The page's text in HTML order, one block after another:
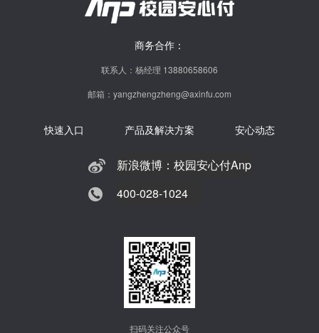
商务合作：
联系人：杨经理 13880658606
邮箱：yangzhengzheng@axinfu.com
快速入口 产品及解决方案 安心动态
新浪微博：校园安心付Anp
400-028-1024
扫码关注公众号